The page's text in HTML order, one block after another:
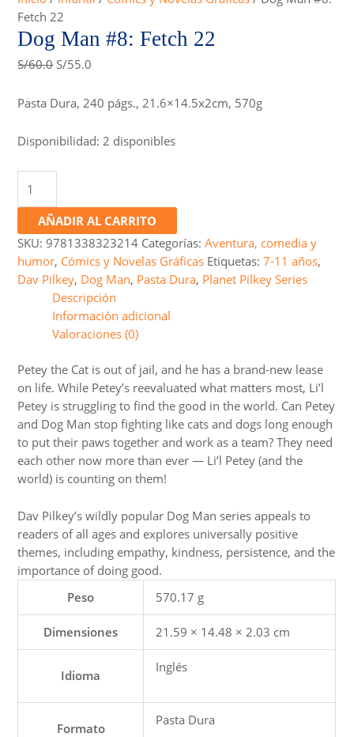
Fetch 22
Dog Man #8: Fetch 22
S/60.0 Original
was:
S/55.0
is:
Pasta Dura, 240 págs., 21.6×14.5x2cm, 570g
Disponibilidad: 2 disponibles
Man
Fetch
22
cantidad
AÑADIR AL CARRITO
SKU:9781338323214 Categorías:Aventura, comedia y
humor, Cómics y Novelas Gráficas Etiquetas:7-11 años,
Dav Pilkey, Dog Man, Pasta Dura, Planet Pilkey Series
Descripción
Información adicional
Valoraciones (0)
Petey the Cat is out of jail, and he has a brand-new lease
on life. While Petey’s reevaluated what matters most, Li’l
Petey is struggling to find the good in the world. Can Petey
and Dog Man stop fighting like cats and dogs long enough
to put their paws together and work as a team? They need
each other now more than ever — Li’l Petey (and the
world) is counting on them!
Dav Pilkey’s wildly popular Dog Man series appeals to
readers of all ages and explores universally positive
themes, including empathy, kindness, persistence, and the
importance of doing good.
Peso
570.17 g
Dimensiones 21.59 × 14.48 × 2.03 cm
Idioma
Inglés
Formato
Pasta Dura